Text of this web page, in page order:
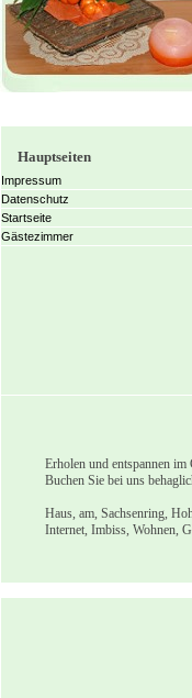
Hauptseiten
Impressum
Datenschutz
Startseite
Gästezimmer
Erholen und entspannen
Buchen Sie bei uns
Haus, am, Sachsenring,
Internet, Imbiss, Wohnen,